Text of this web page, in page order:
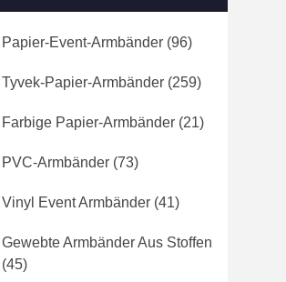
Papier-Event-Armbänder (96)
Tyvek-Papier-Armbänder (259)
Farbige Papier-Armbänder (21)
PVC-Armbänder (73)
Vinyl Event Armbänder (41)
Gewebte Armbänder Aus Stoffen
(45)